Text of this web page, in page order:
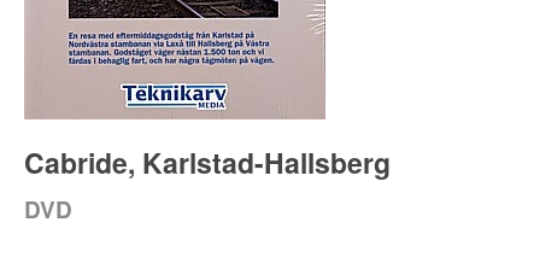
Cabride, Karlstad-Hallsberg
DVD